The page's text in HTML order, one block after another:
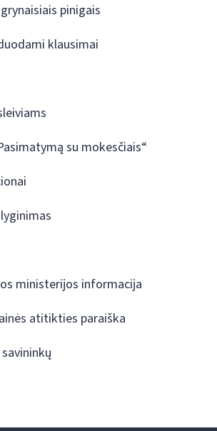
pinigais
klausimai
su mokesčiais“
ministerijos informacija
atitikties paraiška